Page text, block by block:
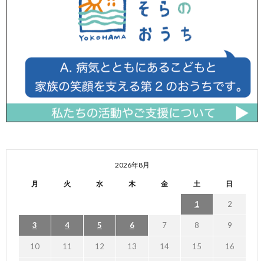
2026年8月
月 火 水 木 金 土 日
1 2
3 4 5 6 7 8 9
10 11 12 13 14 15 16